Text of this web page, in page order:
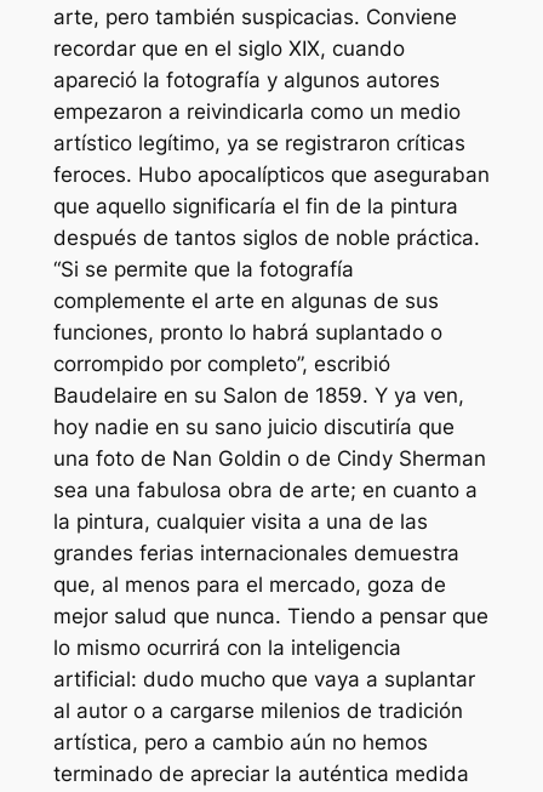
arte, pero también suspicacias. Conviene
recordar que en el siglo XIX, cuando
apareció la fotografía y algunos autores
empezaron a reivindicarla como un medio
artístico legítimo, ya se registraron críticas
feroces. Hubo apocalípticos que aseguraban
que aquello significaría el fin de la pintura
después de tantos siglos de noble práctica.
“Si se permite que la fotografía
complemente el arte en algunas de sus
funciones, pronto lo habrá suplantado o
corrompido por completo”, escribió
Baudelaire en su Salon de 1859. Y ya ven,
hoy nadie en su sano juicio discutiría que
una foto de Nan Goldin o de Cindy Sherman
sea una fabulosa obra de arte; en cuanto a
la pintura, cualquier visita a una de las
grandes ferias internacionales demuestra
que, al menos para el mercado, goza de
mejor salud que nunca. Tiendo a pensar que
lo mismo ocurrirá con la inteligencia
artificial: dudo mucho que vaya a suplantar
al autor o a cargarse milenios de tradición
artística, pero a cambio aún no hemos
terminado de apreciar la auténtica medida